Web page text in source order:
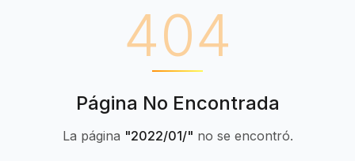
404
Página No Encontrada
La página "2022/01/" no se encontró.